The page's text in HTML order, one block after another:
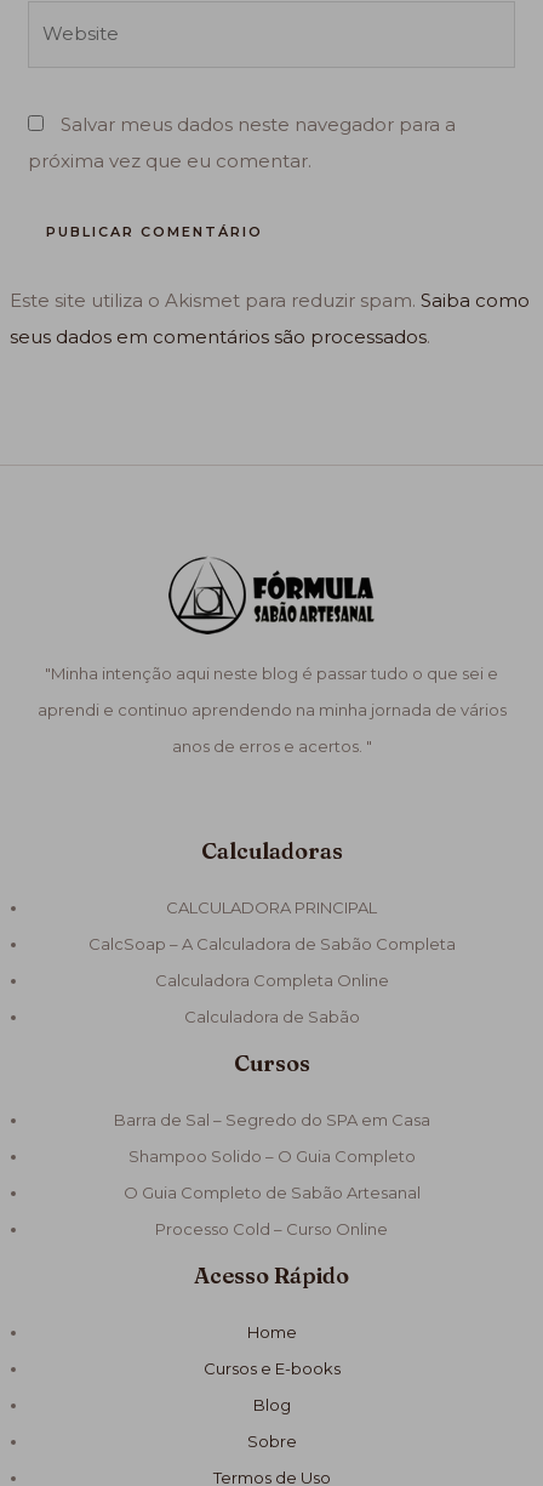
Salvar meus dados neste navegador para a
próxima vez que eu comentar.
Este site utiliza o Akismet para reduzir spam.Saiba como
seus dados em comentários são processados.
"Minha intenção aqui neste blog é passar tudo o que sei e
aprendi e continuo aprendendo na minha jornada de vários
anos de erros e acertos. "
Calculadoras
CALCULADORA PRINCIPAL
CalcSoap – A Calculadora de Sabão Completa
Calculadora Completa Online
Calculadora de Sabão
Cursos
Barra de Sal – Segredo do SPA em Casa
Shampoo Solido – O Guia Completo
O Guia Completo de Sabão Artesanal
Processo Cold – Curso Online
Acesso Rápido
Home
Cursos e E-books
Blog
Sobre
Termos de Uso